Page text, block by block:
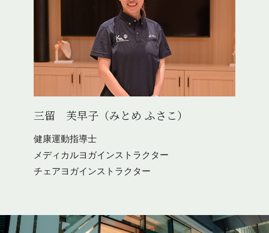
三留 芙早子（みとめ ふさこ）
健康運動指導士
メディカルヨガインストラクター
チェアヨガインストラクター